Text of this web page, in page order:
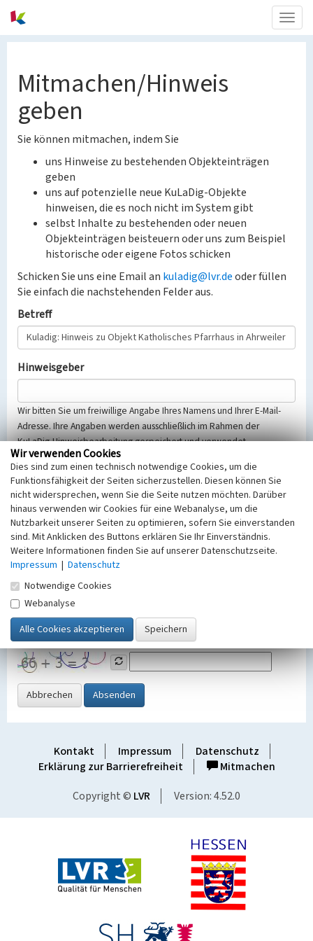
Mitmachen/Hinweis
geben
Sie können mitmachen, indem Sie
uns Hinweise zu bestehenden Objekteinträgen
geben
uns auf potenzielle neue KuLaDig-Objekte
hinweisen, die es noch nicht im System gibt
selbst Inhalte zu bestehenden oder neuen
Objekteinträgen beisteuern oder uns zum Beispiel
historische oder eigene Fotos schicken
Schicken Sie uns eine Email an kuladig@lvr.deoder füllen
Sie einfach die nachstehenden Felder aus.
Betreff
Hinweisgeber
Wir bitten Sie um freiwillige Angabe Ihres Namens und Ihrer E-Mail-
Adresse. Ihre Angaben werden ausschließlich im Rahmen der
KuLaDig-Hinweisbearbeitung gespeichert und verwendet.
Selbstverständlich werden diese entsprechend der Vorschriften des
Telemediengesetzes, des Datenschutzgesetzes NRW und der seit
dem 25.05.2018 gültigen Europäischen Datenschutzgrundverordnung
(EU-DSGVO) vertraulich behandelt, beachten Sie bitte unsere
Hinweise zumDatenschutz
Nachricht
SicherheitsabfrageTragen Sie unten das Rechenergebnis aus der
Grafik ein
Abbrechen Absenden
Kontakt Impressum
Datenschutz
Erklärung zur Barrierefreiheit
Mitmachen
Copyright © LVR Version: 4.52.0
Wir verwenden Cookies
Dies sind zum einen technisch notwendige Cookies, um die
Funktionsfähigkeit der Seiten sicherzustellen. Diesen können Sie
nicht widersprechen, wenn Sie die Seite nutzen möchten. Darüber
hinaus verwenden wir Cookies für eine Webanalyse, um die
Nutzbarkeit unserer Seiten zu optimieren, sofern Sie einverstanden
sind. Mit Anklicken des Buttons erklären Sie Ihr Einverständnis.
Weitere Informationen finden Sie auf unserer Datenschutzseite.
Impressum | Datenschutz
Notwendige Cookies
Webanalyse